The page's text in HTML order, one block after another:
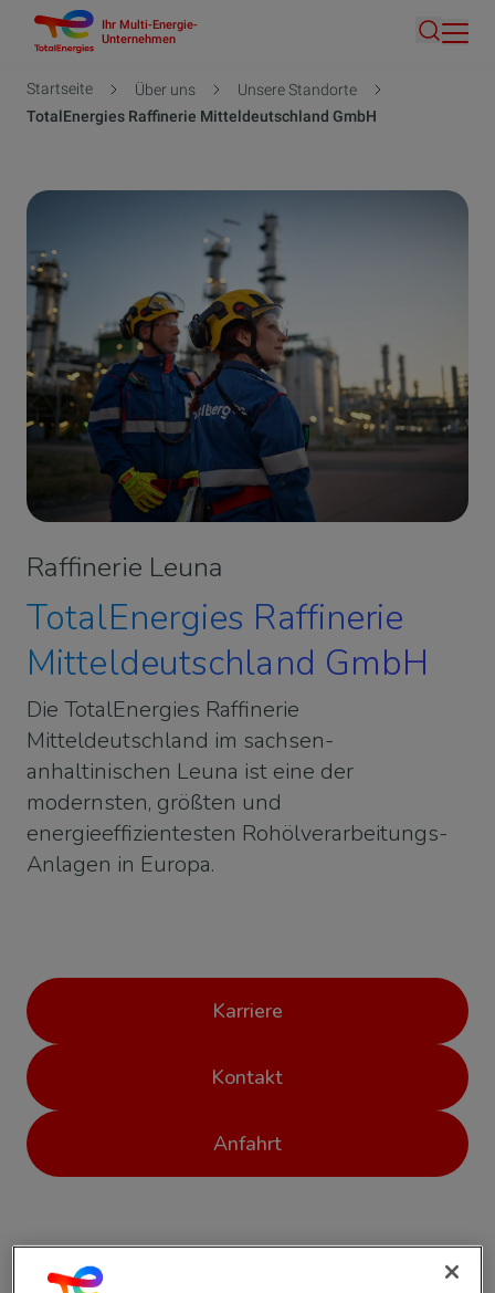
Inhalt
Ihr Multi-Energie-
Unternehmen
Suche
Pfadnavigation
Startseite Über uns
Unsere Standorte
TotalEnergies Raffinerie Mitteldeutschland GmbH
TotalEnergies Raffinerie
Mitteldeutschland GmbH
Raffinerie Leuna
Die TotalEnergies Raffinerie
Mitteldeutschland im sachsen-
anhaltinischen Leuna ist eine der
modernsten, größten und
energieeffizientesten Rohölverarbeitungs-
Anlagen in Europa.
Karriere
Kontakt
Anfahrt
Über uns